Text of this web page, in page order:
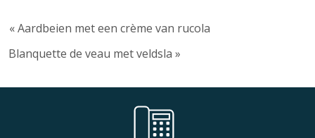
« Aardbeien met een crème van rucola
Blanquette de veau met veldsla »